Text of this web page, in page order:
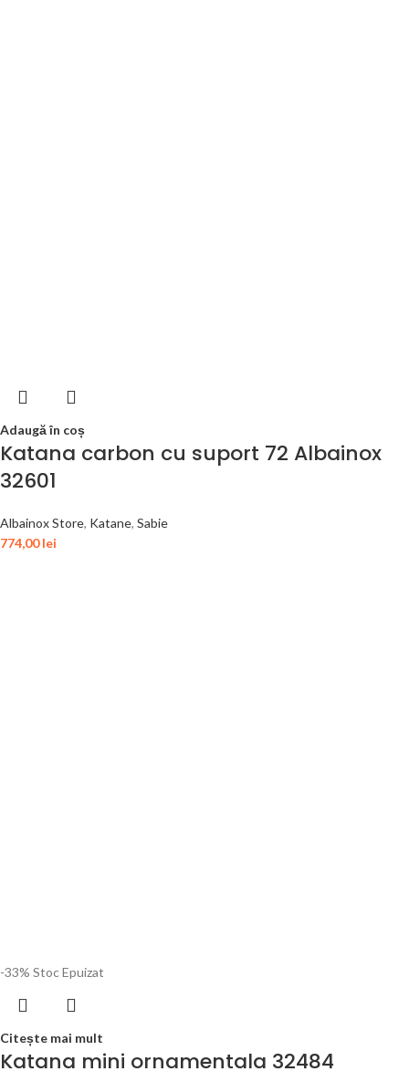
Adaugă în coș
Katana carbon cu suport 72 Albainox
32601
Albainox Store, Katane, Sabie
774,00lei
-33% Stoc Epuizat
Citește mai mult
Katana mini ornamentala 32484